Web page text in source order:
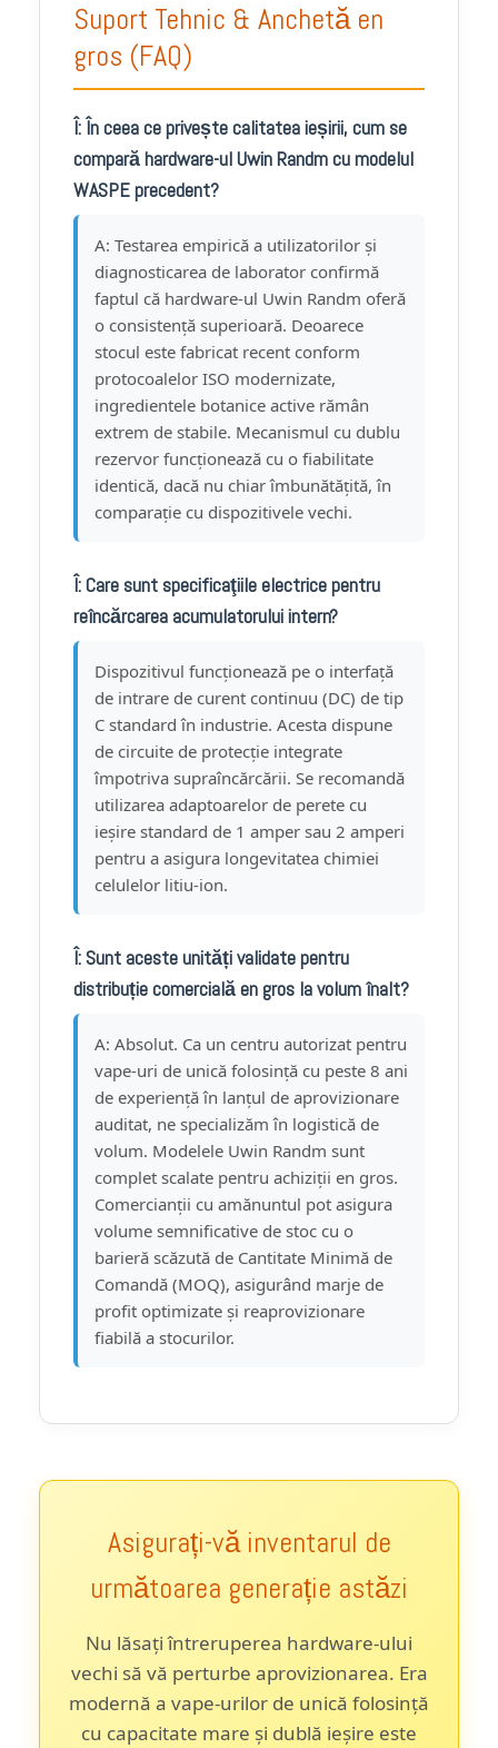
Suport Tehnic & Anchetă en
gros (FAQ)
Î: În ceea ce privește calitatea ieșirii, cum se
compară hardware-ul Uwin Randm cu modelul
WASPE precedent?
A: Testarea empirică a utilizatorilor și
diagnosticarea de laborator confirmă
faptul că hardware-ul Uwin Randm oferă
o consistență superioară. Deoarece
stocul este fabricat recent conform
protocoalelor ISO modernizate,
ingredientele botanice active rămân
extrem de stabile. Mecanismul cu dublu
rezervor funcționează cu o fiabilitate
identică, dacă nu chiar îmbunătățită, în
comparație cu dispozitivele vechi.
Î: Care sunt specificaţiile electrice pentru
reîncărcarea acumulatorului intern?
Dispozitivul funcționează pe o interfață
de intrare de curent continuu (DC) de tip
C standard în industrie. Acesta dispune
de circuite de protecție integrate
împotriva supraîncărcării. Se recomandă
utilizarea adaptoarelor de perete cu
ieșire standard de 1 amper sau 2 amperi
pentru a asigura longevitatea chimiei
celulelor litiu-ion.
Î: Sunt aceste unități validate pentru
distribuție comercială en gros la volum înalt?
A: Absolut. Ca un centru autorizat pentru
vape-uri de unică folosință cu peste 8 ani
de experiență în lanțul de aprovizionare
auditat, ne specializăm în logistică de
volum. Modelele Uwin Randm sunt
complet scalate pentru achiziții en gros.
Comercianții cu amănuntul pot asigura
volume semnificative de stoc cu o
barieră scăzută de Cantitate Minimă de
Comandă (MOQ), asigurând marje de
profit optimizate și reaprovizionare
fiabilă a stocurilor.
Asigurați-vă inventarul de
următoarea generație astăzi
Nu lăsați întreruperea hardware-ului
vechi să vă perturbe aprovizionarea. Era
modernă a vape-urilor de unică folosință
cu capacitate mare și dublă ieșire este